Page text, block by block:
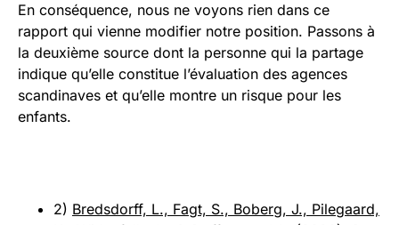
En conséquence, nous ne voyons rien dans ce
rapport qui vienne modifier notre position. Passons à
la deuxième source dont la personne qui la partage
indique qu’elle constitue l’évaluation des agences
scandinaves et qu’elle montre un risque pour les
enfants.
2) Bredsdorff, L., Fagt, S., Boberg, J., Pilegaard,